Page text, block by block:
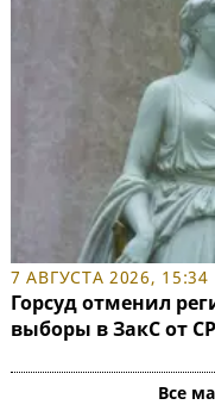
7 АВГУСТА 2026, 15:34
Горсуд отменил
выборы в ЗакС от
Все